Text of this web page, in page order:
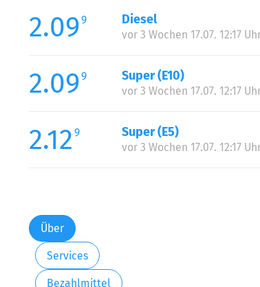
Mittwoch:
Donnerstag:
Samstag:
2.099 Diesel
vor 3 Wochen 17.07. 12:17
2.099 Super (E10)
vor 3 Wochen 17.07. 12:17
2.12 9 Super (E5)
vor 3 Wochen 17.07. 12:17
Über
Services
Bezahlmittel